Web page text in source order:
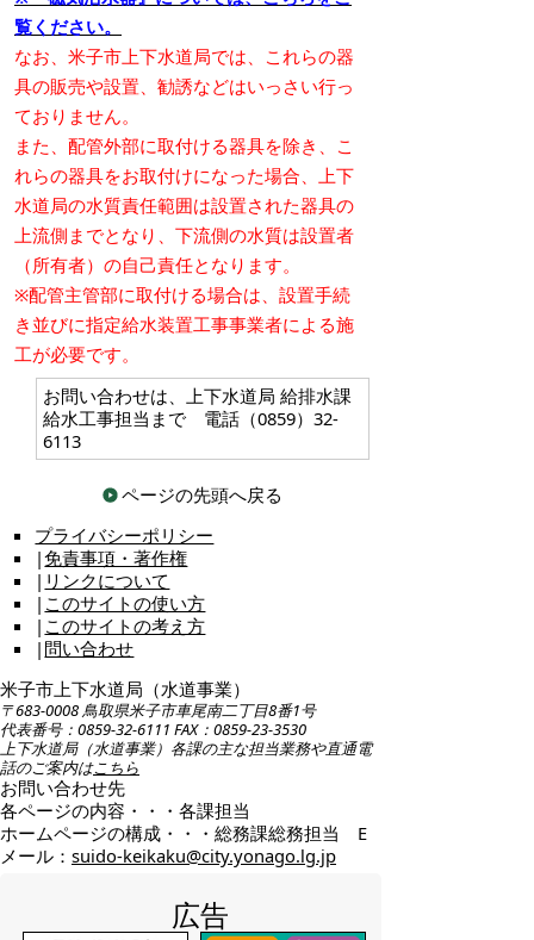
覧ください。
なお、米子市上下水道局では、これらの器
具の販売や設置、勧誘などはいっさい行っ
ておりません。
また、配管外部に取付ける器具を除き、こ
れらの器具をお取付けになった場合、上下
水道局の水質責任範囲は設置された器具の
上流側までとなり、下流側の水質は設置者
（所有者）の自己責任となります。
※配管主管部に取付ける場合は、設置手続
き並びに指定給水装置工事事業者による施
工が必要です。
お問い合わせは、上下水道局 給排水課
給水工事担当まで 電話（0859）32-
6113
ページの先頭へ戻る
プライバシーポリシー
|免責事項・著作権
| リンクについて
| このサイトの使い方
| このサイトの考え方
| 問い合わせ
米子市上下水道局（水道事業）
〒683-0008 鳥取県米子市車尾南二丁目8番1号
代表番号：0859-32-6111 FAX：0859-23-3530
上下水道局（水道事業）各課の主な担当業務や直通電
話のご案内はこちら
お問い合わせ先
各ページの内容・・・各課担当
ホームページの構成・・・総務課総務担当 E
メール： suido-keikaku@city.yonago.lg.jp
広告